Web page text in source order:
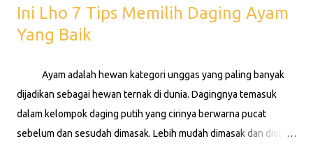
Ini Lho 7 Tips Memilih Daging Ayam
Yang Baik
Ayam adalah hewan kategori unggas yang paling banyak
dijadikan sebagai hewan ternak di dunia. Dagingnya temasuk
dalam kelompok daging putih yang cirinya berwarna pucat
sebelum dan sesudah dimasak. Lebih mudah dimasak dan diolah